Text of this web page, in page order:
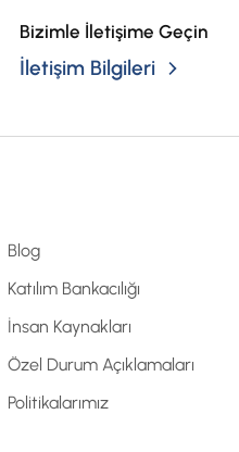
Bizimle İletişime Geçin
İletişim Bilgileri
Blog
Katılım Bankacılığı
İnsan Kaynakları
Özel Durum Açıklamaları
Politikalarımız